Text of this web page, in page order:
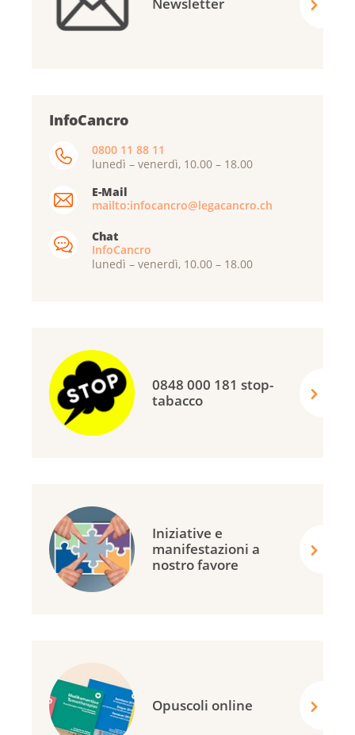
Newsletter
InfoCancro
0800 11 88 11
lunedì – venerdì, 10.00 – 18.00
E-Mail
mailto:infocancro@legacancro.ch
Chat
InfoCancro
lunedì – venerdì, 10.00 – 18.00
0848 000 181 stop-
tabacco
Iniziative e
manifestazioni a
nostro favore
Opuscoli online